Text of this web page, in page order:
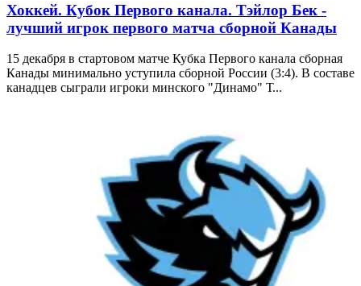
Хоккей. Кубок Первого канала. Тэйлор Бек -
лучший игрок первого матча сборной Канады
15 декабря в стартовом матче Кубка Первого канала сборная
Канады минимально уступила сборной России (3:4). В составе
канадцев сыграли игроки минского "Динамо" Т...